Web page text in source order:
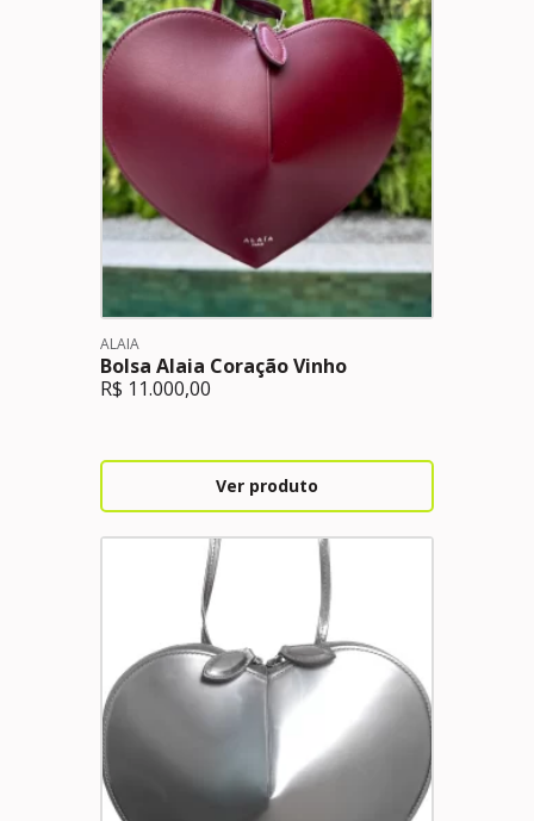
ALAIA
Bolsa Alaia Coração Vinho
R$ 11.000,00
Ver produto